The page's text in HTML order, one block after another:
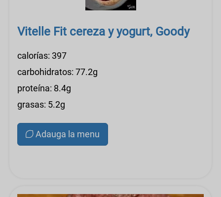
Vitelle Fit cereza y yogurt, Goody
calorías: 397
carbohidratos: 77.2g
proteína: 8.4g
grasas: 5.2g
Adauga la menu